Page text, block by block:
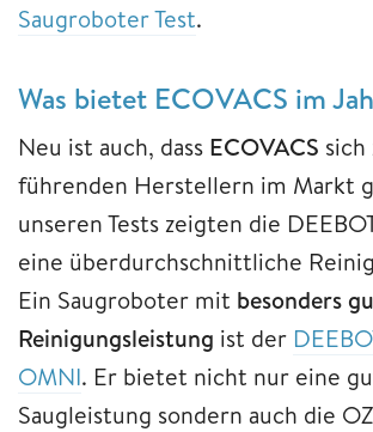
Saugroboter Test.
Was bietet ECOVACS im
Neu ist auch, dass ECOVACS sich
führenden Herstellern im Markt
unseren Tests zeigten die
eine überdurchschnittliche
Ein Saugroboter mit besonders
Reinigungsleistung ist der
OMNI. Er bietet nicht nur eine
Saugleistung sondern auch die